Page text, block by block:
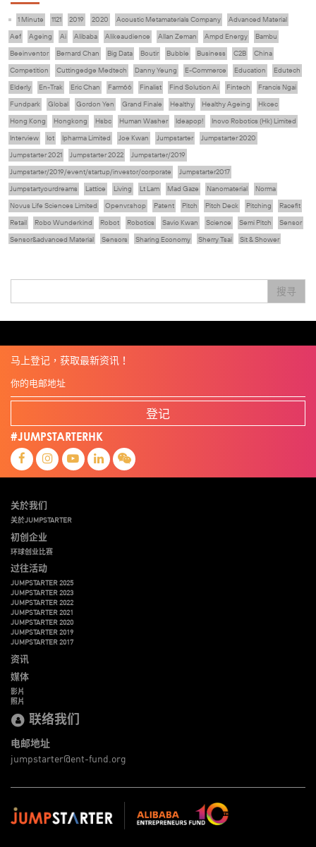
1 Minute 1121 2019 2020 Acoustic Metamaterials Company
Advanced Material
Aef
Ageing Ai Alibaba Alikeaudience Allan Zeman Ampd Energy
Bambu
Beeinventor
Bernard Chan Big Data Boutir Bubble Business C2B
China
Competition
Cuttingedge Medtech Danny Yeung E-Commerce Education
Edutech
Elderly
En-Trak Eric Chan Farm66 Finalist Find Solution Ai Fintech
Francis Ngai
Fundpark
Global Gordon Yen Grand Finale Healthy Healthy Ageing
Hkcec
Hong Kong
Hongkong Hsbc Human Washer Ideapop!
Inovo Robotics (Hk) Limited
Interview
Iot Ipharma Limited Joe Kwan Jumpstarter
Jumpstarter 2020
Jumpstarter 2021
Jumpstarter 2022
Jumpstarter/2019
Jumpstarter/2019/event/startup/investor/corporate
Jumpstarter2017
Jumpstartyourdreams
Lattice Living Lt Lam Mad Gaze Nanomaterial
Norma
Novus Life Sciences Limited
Openvr.shop Patent Pitch Pitch Deck Pitching
Racefit
Retail
Robo Wunderkind Robot Robotics Savio Kwan Science Semi Pitch
Sensor
Sensor&advanced Material
Sensors Sharing Economy Sherry Tsai
Sit & Shower
搜寻
马上登记，获取最新资讯！
登记
#JUMPSTARTERHK
关於我们
关於JUMPSTARTER
初创企业
环球创业比赛
过往活动
JUMPSTARTER 2025
JUMPSTARTER 2023
JUMPSTARTER 2022
JUMPSTARTER 2021
JUMPSTARTER 2020
JUMPSTARTER 2019
JUMPSTARTER 2017
资讯
媒体
影片
照片
联络我们
电邮地址
jumpstarter@ent-fund.org